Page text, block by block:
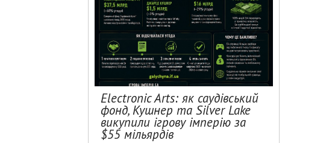
Electronic Arts: як саудівський
фонд, Кушнер та Silver Lake
викупили ігрову імперію за
$55 мільярдів